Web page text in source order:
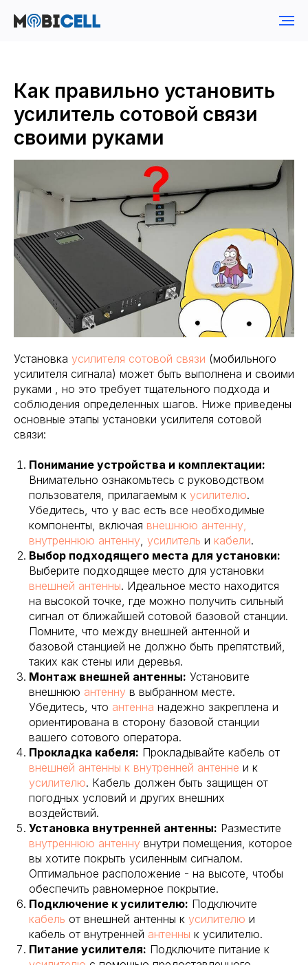
Как правильно установить
усилитель сотовой связи
своими руками
Установка усилителя сотовой связи (мобильного
усилителя сигнала) может быть выполнена и своими
руками , но это требует тщательного подхода и
соблюдения определенных шагов. Ниже приведены
основные этапы установки усилителя сотовой
связи:
Понимание устройства и комплектации:
Внимательно ознакомьтесь с руководством
пользователя, прилагаемым к усилителю.
Убедитесь, что у вас есть все необходимые
компоненты, включая внешнюю антенну,
внутреннюю антенну, усилитель и кабели.
Выбор подходящего места для установки:
Выберите подходящее место для установки
внешней антенны. Идеальное место находится
на высокой точке, где можно получить сильный
сигнал от ближайшей сотовой базовой станции.
Помните, что между внешней антенной и
базовой станцией не должно быть препятствий,
таких как стены или деревья.
Монтаж внешней антенны: Установите
внешнюю антенну в выбранном месте.
Убедитесь, что антенна надежно закреплена и
ориентирована в сторону базовой станции
вашего сотового оператора.
Прокладка кабеля: Прокладывайте кабель от
внешней антенны к внутренней антенне и к
усилителю. Кабель должен быть защищен от
погодных условий и других внешних
воздействий.
Установка внутренней антенны: Разместите
внутреннюю антенну внутри помещения, которое
вы хотите покрыть усиленным сигналом.
Оптимальное расположение - на высоте, чтобы
обеспечить равномерное покрытие.
Подключение к усилителю: Подключите
кабель от внешней антенны к усилителю и
кабель от внутренней антенны к усилителю.
Питание усилителя: Подключите питание к